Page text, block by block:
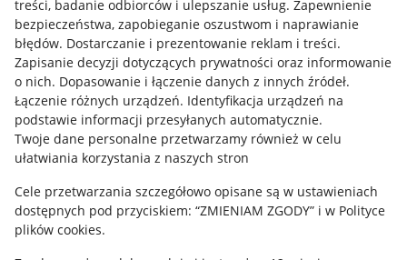
treści, badanie odbiorców i ulepszanie usług. Zapewnienie
bezpieczeństwa, zapobieganie oszustwom i naprawianie
błędów. Dostarczanie i prezentowanie reklam i treści.
Zapisanie decyzji dotyczących prywatności oraz informowanie
o nich. Dopasowanie i łączenie danych z innych źródeł.
Łączenie różnych urządzeń. Identyfikacja urządzeń na
podstawie informacji przesyłanych automatycznie.
Twoje dane personalne przetwarzamy również w celu
ułatwiania korzystania z naszych stron
Cele przetwarzania szczegółowo opisane są w ustawieniach
dostępnych pod przyciskiem: “ZMIENIAM ZGODY” i w Polityce
plików cookies.
Mapa miejscowości
Informacje prawne
Regulamin
Polityka plików "cookies"
Ustawienia plików "cookies"
Udostępnianie lokalizacji
Informacje dla Aktu o Usługach Cyfrowych